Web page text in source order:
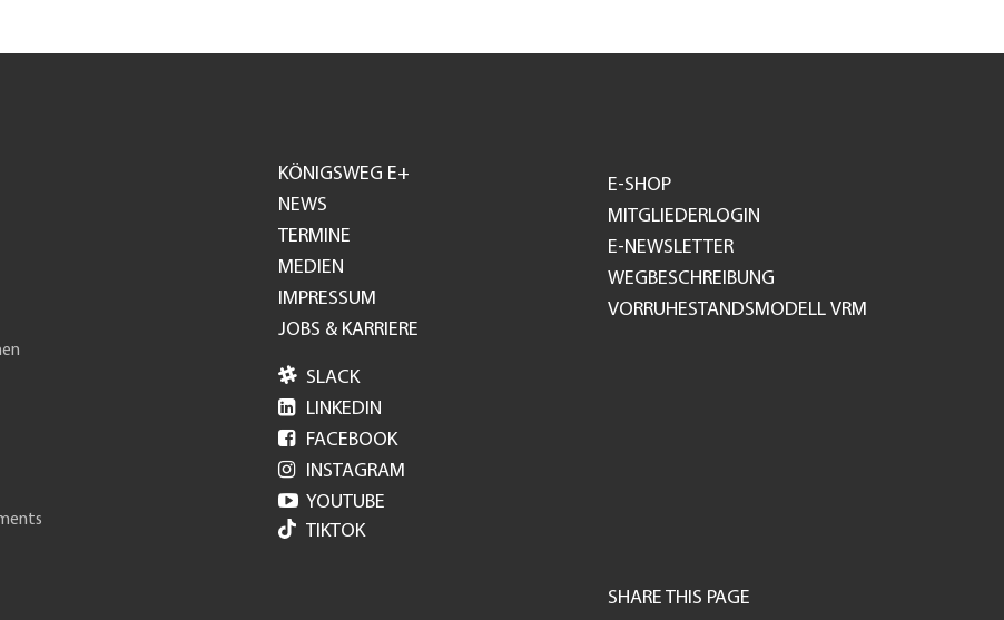
Footer
GH
KÖNIGSWEG E+
NEWS
TERMINE
MEDIEN
IMPRESSUM
JOBS & KARRIERE
E-SHOP
MITGLIEDERLOGIN
E-NEWSLETTER
WEGBESCHREIBUNG
VORRUHESTANDSMODELL VRM
 SLACK
 LINKEDIN
 FACEBOOK
 INSTAGRAM
 YOUTUBE
TIKTOK
SHARE THIS PAGE